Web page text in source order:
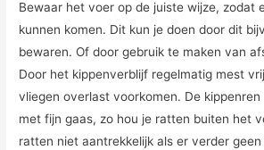
Bewaar het voer op de juiste wijze, zodat
kunnen komen. Dit kun je doen door dit
bewaren. Of door gebruik te maken van
Door het kippenverblijf regelmatig mest
vliegen overlast voorkomen. De
met fijn gaas, zo hou je ratten buiten het
ratten niet aantrekkelijk als er verder